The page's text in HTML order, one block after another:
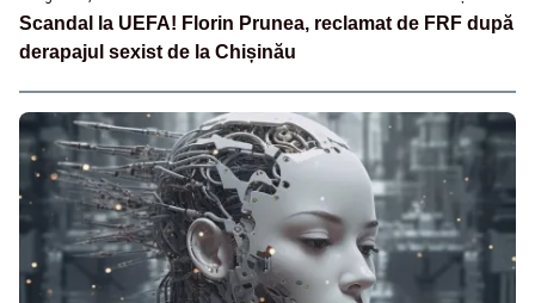
Scandal la UEFA! Florin Prunea, reclamat de FRF după
derapajul sexist de la Chișinău